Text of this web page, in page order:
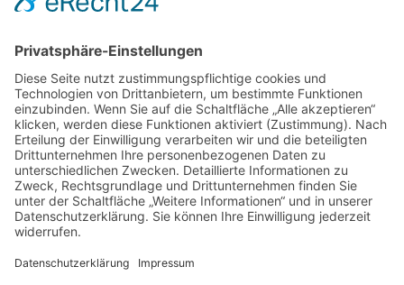
Weitere Informationen
Kontakt
Newsletter
FAQ
Schlagworte
Datenschutz
Impressum